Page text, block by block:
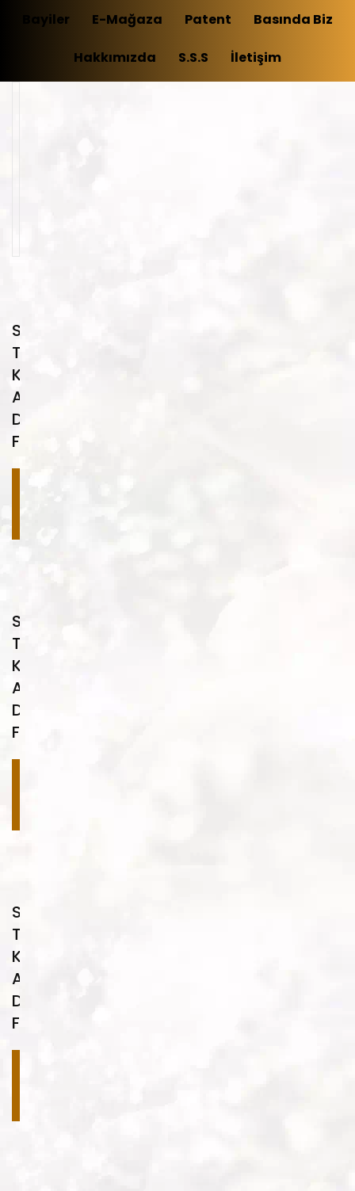
Bayiler E-Mağaza Patent Basında Biz
Hakkımızda S.S.S İletişim
Su
Transfer
Kaplama
Ahşap
Desenleri
FA01
Su
Transfer
Kaplama
Ahşap
Desenleri
FA02
Su
Transfer
Kaplama
Ahşap
Desenleri
FA03